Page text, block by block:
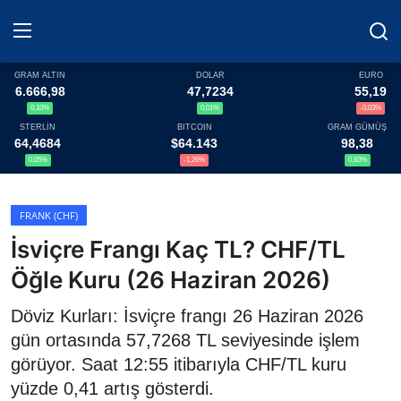
Haberler
Döviz
Altın Fiyatları
Döviz Kurları
Fonlar
Kripto Paralar
Çeviriciler
GRAM ALTIN
6.666,98
0,10%
DOLAR
47,7234
0,01%
EURO
55,19
-0,03%
STERLİN
64,4684
0,05%
BITCOIN
$64.143
-1,26%
GRAM GÜMÜŞ
98,38
0,83%
FRANK (CHF)
İsviçre Frangı Kaç TL? CHF/TL
Öğle Kuru (26 Haziran 2026)
Döviz Kurları: İsviçre frangı 26 Haziran 2026
gün ortasında 57,7268 TL seviyesinde işlem
görüyor. Saat 12:55 itibarıyla CHF/TL kuru
yüzde 0,41 artış gösterdi.